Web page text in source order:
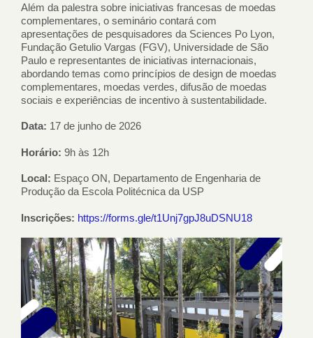
Além da palestra sobre iniciativas francesas de moedas
complementares, o seminário contará com
apresentações de pesquisadores da Sciences Po Lyon,
Fundação Getulio Vargas (FGV), Universidade de São
Paulo e representantes de iniciativas internacionais,
abordando temas como princípios de design de moedas
complementares, moedas verdes, difusão de moedas
sociais e experiências de incentivo à sustentabilidade.
Data: 17 de junho de 2026
Horário: 9h às 12h
Local: Espaço ON, Departamento de Engenharia de
Produção da Escola Politécnica da USP
Inscrições: https://forms.gle/t1Unj7gpJ8uDSNU18